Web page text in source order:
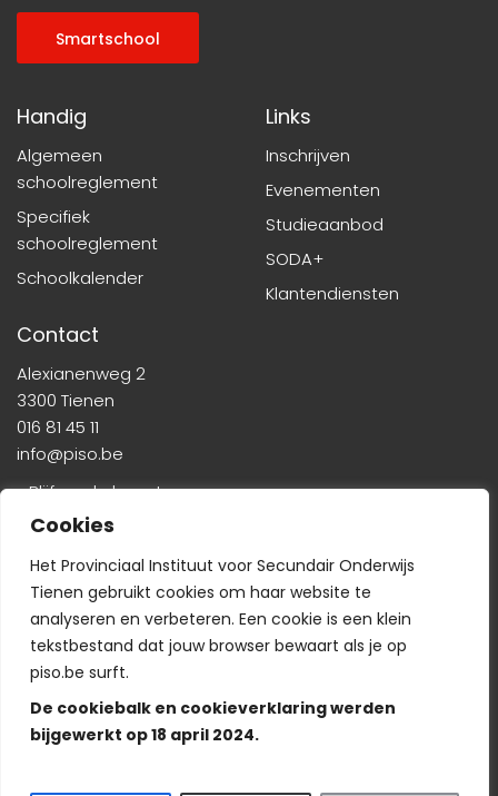
Cookies
Het Provinciaal Instituut voor Secundair Onderwijs
Tienen gebruikt cookies om haar website te
analyseren en verbeteren. Een cookie is een klein
tekstbestand dat jouw browser bewaart als je op
piso.be surft.
De cookiebalk en cookieverklaring werden
bijgewerkt op 18 april 2024.
Smartschool
Handig
Algemeen
schoolreglement
Specifiek
schoolreglement
Schoolkalender
Links
Inschrijven
Evenementen
Studieaanbod
SODA+
Klantendiensten
Contact
Alexianenweg 2
3300 Tienen
016 81 45 11
info@piso.be
» Blijf op de hoogte
Veelgestelde vragen